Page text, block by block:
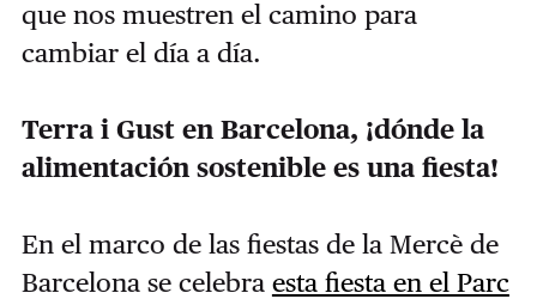
que nos muestren el camino para
cambiar el día a día.
Terra i Gust en Barcelona, ¡dónde la
alimentación sostenible es una fiesta!
En el marco de las fiestas de la Mercè de
Barcelona se celebra esta fiesta en el Parc